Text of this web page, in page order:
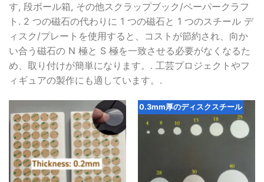
す, 段ボール箱, その他スクラップブック/ペーパークラフ
ト. 2 つの磁石の代わりに 1 つの磁石と 1 つのスチール デ
ィスク/プレートを使用すると、コストが節約され、向か
い合う磁石の N 極と S 極を一致させる必要がなくなるた
め、取り付けが簡単になります。. 工芸プロジェクトやフ
ィギュアの製作にも適しています。.
0.3mm厚のディスクスチール